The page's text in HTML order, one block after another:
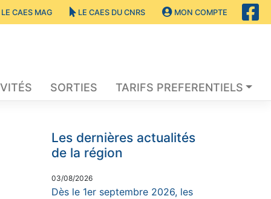
LE CAES MAG LE CAES DU CNRS MON COMPTE
SORTIES TARIFS PREFERENTIELS
Les dernières actualités
de la région
03/08/2026
Dès le 1er septembre 2026, les